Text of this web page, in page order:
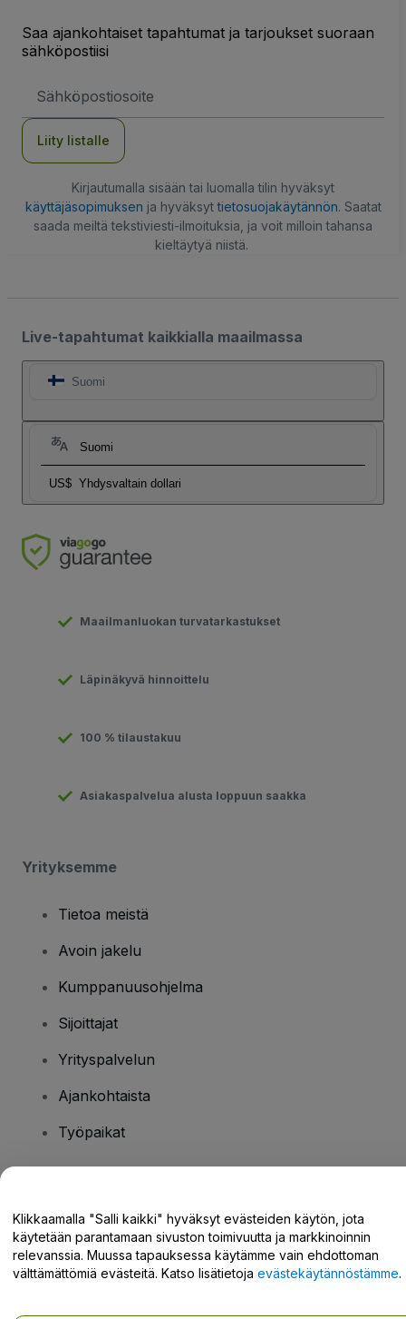
Saa ajankohtaiset tapahtumat ja tarjoukset suoraan
sähköpostiisi
Liity listalle
Kirjautumalla sisään tai luomalla tilin hyväksyt
käyttäjäsopimuksen ja hyväksyttietosuojakäytännön. Saatat
saada meiltä tekstiviesti-ilmoituksia, ja voit milloin tahansa
kieltäytyä niistä.
Live-tapahtumat kaikkialla maailmassa
Suomi
Suomi
US$ Yhdysvaltain dollari
Maailmanluokan turvatarkastukset
Läpinäkyvä hinnoittelu
100 % tilaustakuu
Asiakaspalvelua alusta loppuun saakka
Yrityksemme
Tietoa meistä
Avoin jakelu
Kumppanuusohjelma
Sijoittajat
Yrityspalvelun
Ajankohtaista
Työpaikat
Tukikeskus / Ota meihin yhteyttä
Klikkaamalla "Salli kaikki" hyväksyt evästeiden käytön, jota
käytetään parantamaan sivuston toimivuutta ja markkinoinnin
relevanssia. Muussa tapauksessa käytämme vain ehdottoman
välttämättömiä evästeitä. Katso lisätietoja evästekäytännöstämme.